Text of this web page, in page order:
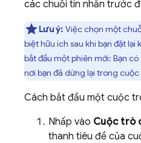
các chuỗi tin nhắn trước
Lưu ý: Việc chọn một
biệt hữu ích sau khi bạn đặt
bắt đầu một phiên mới: Bạn
nơi bạn đã dừng lại trong
Cách bắt đầu một cuộc
Nhấp vào Cuộc trò
thanh tiêu đề của